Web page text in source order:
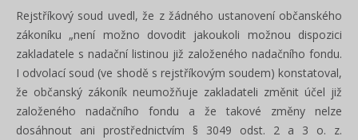
Rejstříkový soud uvedl, že z žádného ustanovení občanského
zákoníku „není možno dovodit jakoukoli možnou dispozici
zakladatele s nadační listinou již založeného nadačního fondu.
I odvolací soud (ve shodě s rejstříkovým soudem) konstatoval,
že občanský zákoník neumožňuje zakladateli změnit účel již
založeného nadačního fondu a že takové změny nelze
dosáhnout ani prostřednictvím § 3049 odst. 2 a 3 o. z.